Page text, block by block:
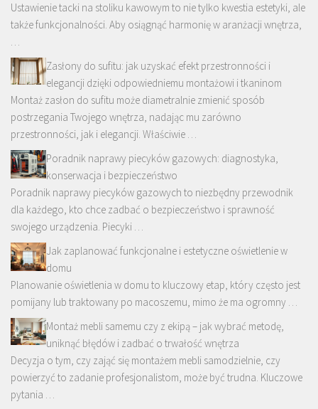
Ustawienie tacki na stoliku kawowym to nie tylko kwestia estetyki, ale
także funkcjonalności. Aby osiągnąć harmonię w aranżacji wnętrza,
…
Zasłony do sufitu: jak uzyskać efekt przestronności i
elegancji dzięki odpowiedniemu montażowi i tkaninom
Montaż zasłon do sufitu może diametralnie zmienić sposób
postrzegania Twojego wnętrza, nadając mu zarówno
przestronności, jak i elegancji. Właściwie …
Poradnik naprawy piecyków gazowych: diagnostyka,
konserwacja i bezpieczeństwo
Poradnik naprawy piecyków gazowych to niezbędny przewodnik
dla każdego, kto chce zadbać o bezpieczeństwo i sprawność
swojego urządzenia. Piecyki …
Jak zaplanować funkcjonalne i estetyczne oświetlenie w
domu
Planowanie oświetlenia w domu to kluczowy etap, który często jest
pomijany lub traktowany po macoszemu, mimo że ma ogromny …
Montaż mebli samemu czy z ekipą – jak wybrać metodę,
uniknąć błędów i zadbać o trwałość wnętrza
Decyzja o tym, czy zająć się montażem mebli samodzielnie, czy
powierzyć to zadanie profesjonalistom, może być trudna. Kluczowe
pytania …